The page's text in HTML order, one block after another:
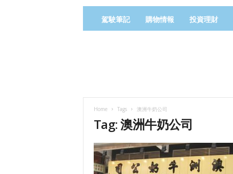
期
i
駕駛筆記 購物情報 投資理財
Home Tags 澳洲牛奶公司
Tag: 澳洲牛奶公司